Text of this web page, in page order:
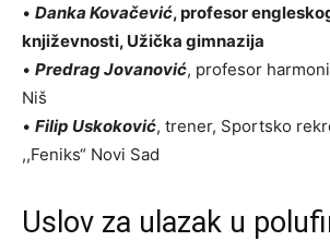
• Danka Kovačević, profesor
književnosti, Užička gimnazija
• Predrag Jovanović, profesor
Niš
• Filip Uskoković, trener, Sportsko
,,Feniks“ Novi Sad
Uslov za ulazak u